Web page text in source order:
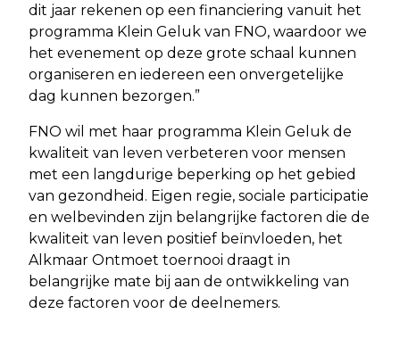
dit jaar rekenen op een financiering vanuit het
programma Klein Geluk van FNO, waardoor we
het evenement op deze grote schaal kunnen
organiseren en iedereen een onvergetelijke
dag kunnen bezorgen.”
FNO wil met haar programma Klein Geluk de
kwaliteit van leven verbeteren voor mensen
met een langdurige beperking op het gebied
van gezondheid. Eigen regie, sociale participatie
en welbevinden zijn belangrijke factoren die de
kwaliteit van leven positief beïnvloeden, het
Alkmaar Ontmoet toernooi draagt in
belangrijke mate bij aan de ontwikkeling van
deze factoren voor de deelnemers.